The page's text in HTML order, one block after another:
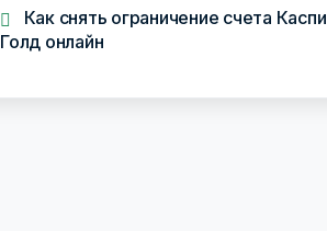
Как снять ограничение счета Каспи
Голд онлайн